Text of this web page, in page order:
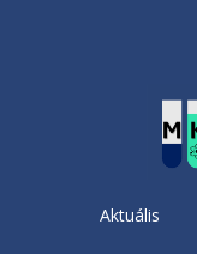
Aktuális